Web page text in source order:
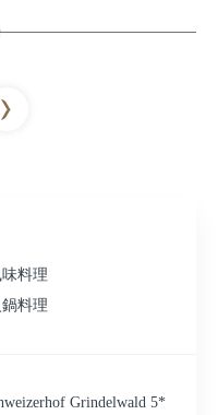
料理
料理
Grindelwald 5*